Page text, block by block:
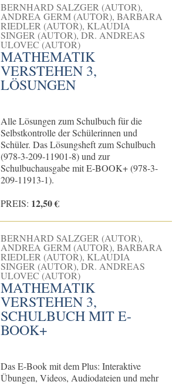
BERNHARD SALZGER (AUTOR),
ANDREA GERM (AUTOR), BARBARA
RIEDLER (AUTOR), KLAUDIA
SINGER (AUTOR), DR. ANDREAS
ULOVEC (AUTOR)
MATHEMATIK
VERSTEHEN 3,
LÖSUNGEN
Alle Lösungen zum Schulbuch für die
Selbstkontrolle der Schülerinnen und
Schüler. Das Lösungsheft zum Schulbuch
(978-3-209-11901-8) und zur
Schulbuchausgabe mit E-BOOK+ (978-3-
209-11913-1).
PREIS: 12,50 €
BERNHARD SALZGER (AUTOR),
ANDREA GERM (AUTOR), BARBARA
RIEDLER (AUTOR), KLAUDIA
SINGER (AUTOR), DR. ANDREAS
ULOVEC (AUTOR)
MATHEMATIK
VERSTEHEN 3,
SCHULBUCH MIT E-
BOOK+
Das E-Book mit dem Plus: Interaktive
Übungen, Videos, Audiodateien und mehr